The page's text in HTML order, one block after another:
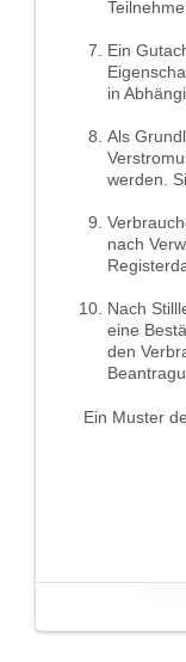
Ein
in
Als
werden.
nach
Nach
eine
den
Ein Muster